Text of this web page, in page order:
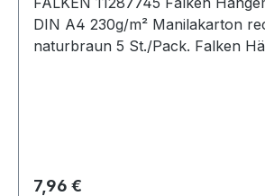
DIN A4 230g/m² Manilakarton
naturbraun 5 St./Pack. Falken Hängemappe
Regulärer Preis:
7,96 €